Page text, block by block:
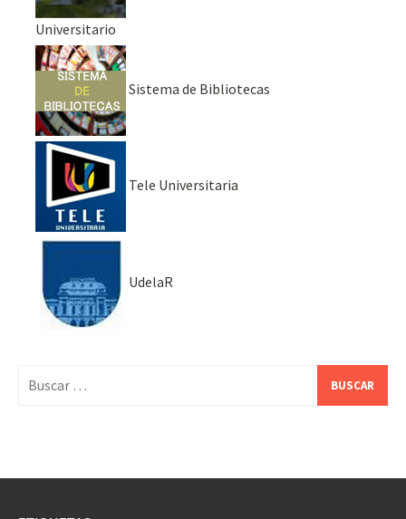
Universitario
Sistema de Bibliotecas
Tele Universitaria
UdelaR